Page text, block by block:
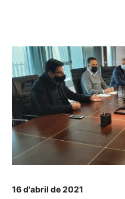
16 d'abril de 2021